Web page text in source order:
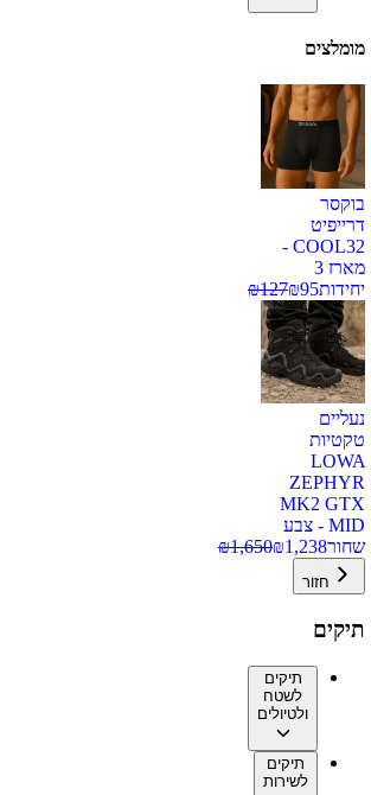
מומלצים
בוקסר
דרייפיט
COOL32 -
מארז 3
יחידות
₪95
₪127
נעליים
טקטיות
LOWA
ZEPHYR
MK2 GTX
MID - צבע
שחור
₪1,238
₪1,650
חזור
תיקים
תיקים
לשטח
ולטיולים
תיקים
לשירות